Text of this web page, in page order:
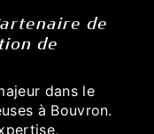
de
de
dans le
à Bouvron.